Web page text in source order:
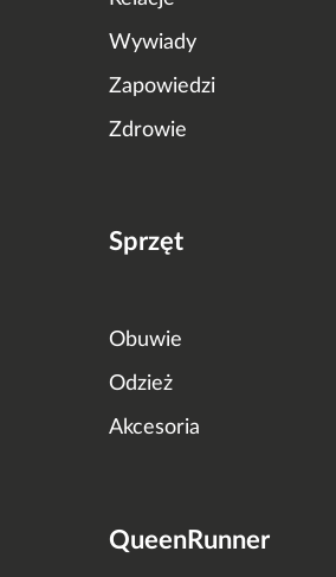
Wywiady
Zapowiedzi
Zdrowie
Sprzęt
Obuwie
Odzież
Akcesoria
QueenRunner